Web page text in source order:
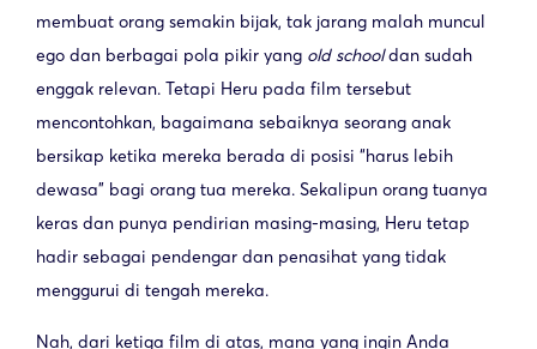
membuat orang semakin bijak, tak jarang malah muncul
ego dan berbagai pola pikir yang old schooldan sudah
enggak relevan. Tetapi Heru pada film tersebut
mencontohkan, bagaimana sebaiknya seorang anak
bersikap ketika mereka berada di posisi “harus lebih
dewasa” bagi orang tua mereka. Sekalipun orang tuanya
keras dan punya pendirian masing-masing, Heru tetap
hadir sebagai pendengar dan penasihat yang tidak
menggurui di tengah mereka.
Nah, dari ketiga film di atas, mana yang ingin Anda